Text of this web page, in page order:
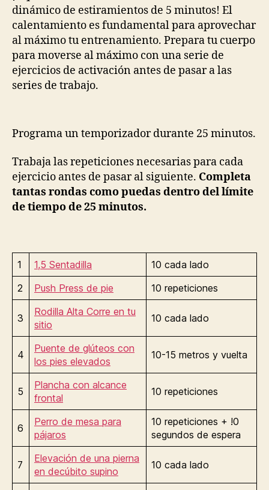
dinámico de estiramientos de 5 minutos! El
calentamiento es fundamental para aprovechar
al máximo tu entrenamiento. Prepara tu cuerpo
para moverse al máximo con una serie de
ejercicios de activación antes de pasar a las
series de trabajo.
Programa un temporizador durante 25 minutos.
Trabaja las repeticiones necesarias para cada
ejercicio antes de pasar al siguiente. Completa
tantas rondas como puedas dentro del límite
de tiempo de 25 minutos.
1 1,5 Sentadilla
10 cada lado
2
Push Press de pie 10 repeticiones
3
Rodilla Alta Corre en tu
sitio
10 cada lado
4
Puente de glúteos con
los pies elevados
10-15 metros y vuelta
5
Plancha con alcance
frontal
10 repeticiones
6
Perro de mesa para
pájaros
10 repeticiones + !0
segundos de espera
7
Elevación de una pierna
en decúbito supino
10 cada lado